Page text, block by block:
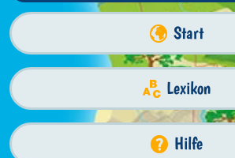
Start
Lexikon
Hilfe